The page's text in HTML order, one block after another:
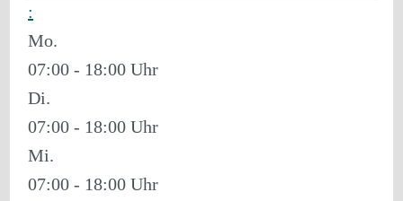
:
Mo.
07:00 - 18:00
Di.
07:00 - 18:00
Mi.
07:00 - 18:00